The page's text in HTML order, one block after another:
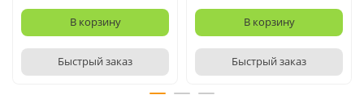
В корзину
Быстрый заказ
В корзину
Быстрый заказ